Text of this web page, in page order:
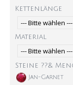
Kettenlänge
Material
Steine ??&
Jan-Garnet